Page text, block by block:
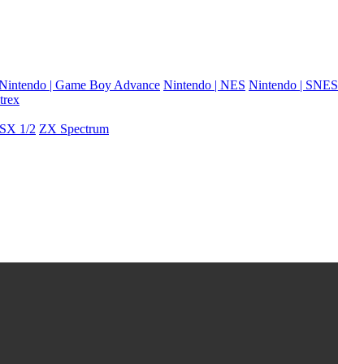
| Game Boy Advance Nintendo | NES Nintendo | SNES
1/2 ZX Spectrum